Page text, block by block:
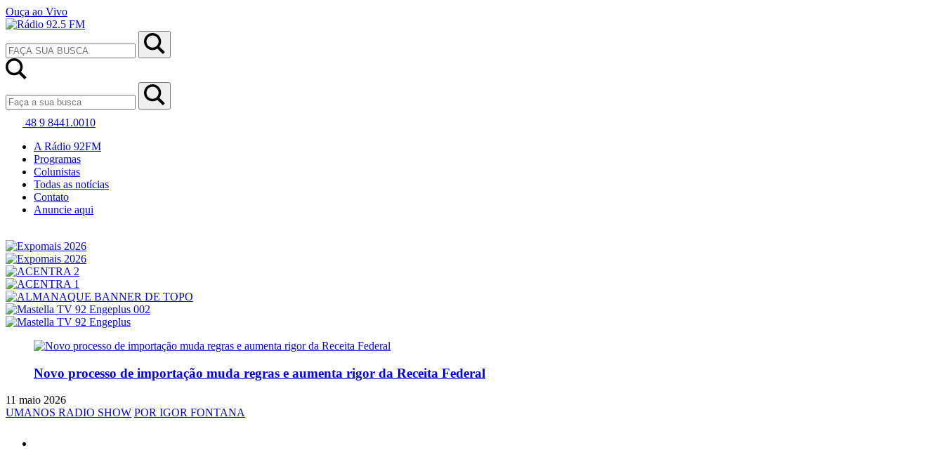
Ouça ao Vivo
48 9 8441.0010
A Rádio 92FM
Programas
Colunistas
Todas as notícias
Contato
Anuncie aqui
Novo processo de importação muda regras e aumenta rigor da Receita Federal
11 maio 2026
UMANOS RADIO SHOW POR IGOR FONTANA